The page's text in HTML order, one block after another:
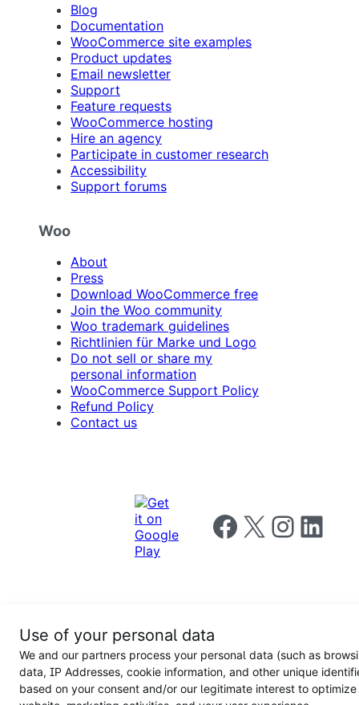
Blog
Documentation
WooCommerce site examples
Product updates
Email newsletter
Support
Feature requests
WooCommerce hosting
Hire an agency
Participate in customer research
Accessibility
Support forums
Woo
About
Press
Download WooCommerce free
Join the Woo community
Woo trademark guidelines
Richtlinien für Marke und Logo
Do not sell or share my
personal information
WooCommerce Support Policy
Refund Policy
Contact us
Follow us on Facebook
Follow us on X Follow us on
Follow us
Conditions
Privacy
policy
for
California
Users
Use of your personal data
We and our partners process your personal data (such as
data, IP Addresses, cookie information, and other unique
based on your consent and/or our legitimate interest to optimize